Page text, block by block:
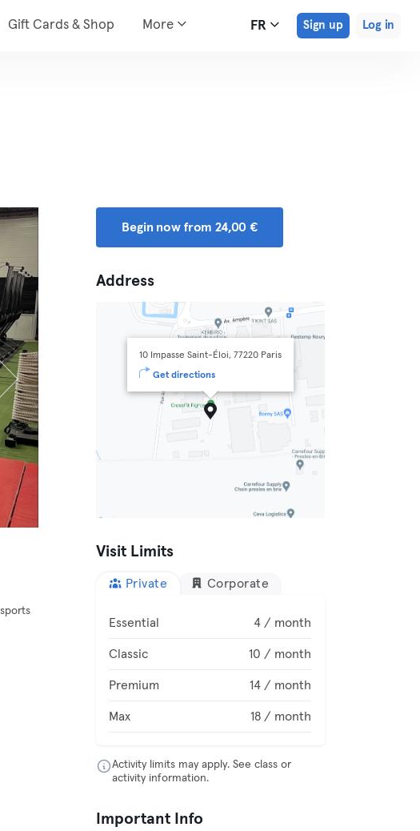
Gift Cards & Shop More FR Sign up Log in
Begin now from 24,00 €
Address
10 Impasse Saint-Éloi, 77220 Paris
Get directions
Visit Limits
Private Corporate
Essential 4 / month
Classic 10 / month
Premium 14 / month
Max 18 / month
Activity limits may apply. See class or
activity information.
Important Info